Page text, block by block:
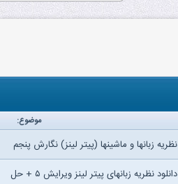
موضوع:
نظریه زبانها و ماشینها (پیتر لینز) نگارش پنجم
دانلود نظریه زبانهای پیتر لینز ویرایش ۵ + حل